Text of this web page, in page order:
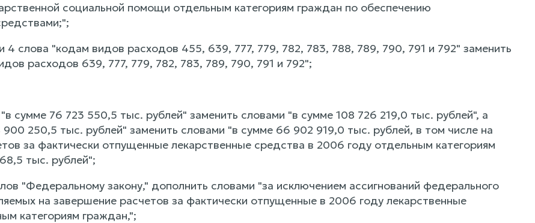
социальной помощи отдельным категориям граждан по обеспечению
4 слова "кодам видов расходов 455, 639, 777, 779, 782, 783, 788, 789, 790, 791 и 792" заменить
расходов 639, 777, 779, 782, 783, 789, 790, 791 и 792";
"в сумме 76 723 550,5 тыс. рублей" заменить словами "в сумме 108 726 219,0 тыс. рублей", а
250,5 тыс. рублей" заменить словами "в сумме 66 902 919,0 тыс. рублей, в том числе на
за фактически отпущенные лекарственные средства в 2006 году отдельным категориям
тыс. рублей";
"Федеральному закону," дополнить словами "за исключением ассигнований федерального
на завершение расчетов за фактически отпущенные в 2006 году лекарственные
категориям граждан,";